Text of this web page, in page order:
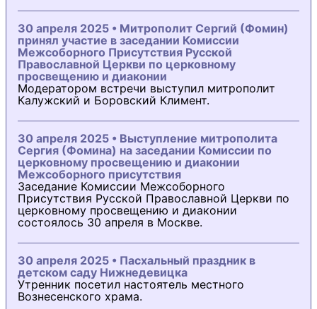
30 апреля 2025 • Митрополит Сергий (Фомин)
принял участие в заседании Комиссии
Межсоборного Присутствия Русской
Православной Церкви по церковному
просвещению и диаконии
Модератором встречи выступил митрополит
Калужский и Боровский Климент.
30 апреля 2025 • Выступление митрополита
Сергия (Фомина) на заседании Комиссии по
церковному просвещению и диаконии
Межсоборного присутствия
Заседание Комиссии Межсоборного
Присутствия Русской Православной Церкви по
церковному просвещению и диаконии
состоялось 30 апреля в Москве.
30 апреля 2025 • Пасхальный праздник в
детском саду Нижнедевицка
Утренник посетил настоятель местного
Вознесенского храма.